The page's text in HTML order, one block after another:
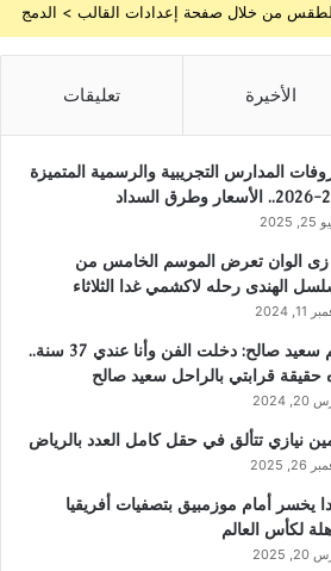
الأخيرة تعليقات
المدارس التجريبية والرسمية المتميزة
زى الوان تعرض الموسم الخامس من
الهندى رحله لاكشمي غدا الثلاثاء
2024
مريم سعيد صالح: دخلت الفن وأنا عندي 37 سنة..
حقيقة قرابتي بالراحل سعيد صالح
2024
نيازي تتألق في حقل كامل العدد بالرياض
2025
يخسر أمام موزمبيق بتصفيات أفريقيا
لكأس العالم
2025